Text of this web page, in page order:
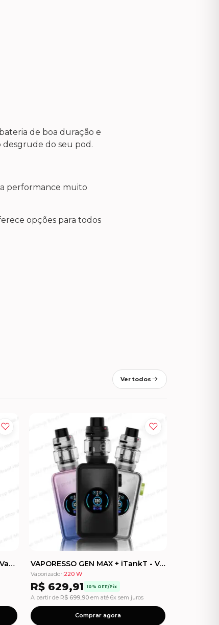
de boa duração e
desgrude do seu pod.
performance muito
opções para todos
Ver todos
VAPORESSO GEN SE + iTankT - Vape - Kit com 1 Bateria VAPORESSO GEN MAX + iTankT - Vape - Kit com 2 Baterias
Vaporizador|220 W
R$ 629,91 10% OFF/Pix
A partir de R$ 699,90 em até 6x sem juros
Comprar agora